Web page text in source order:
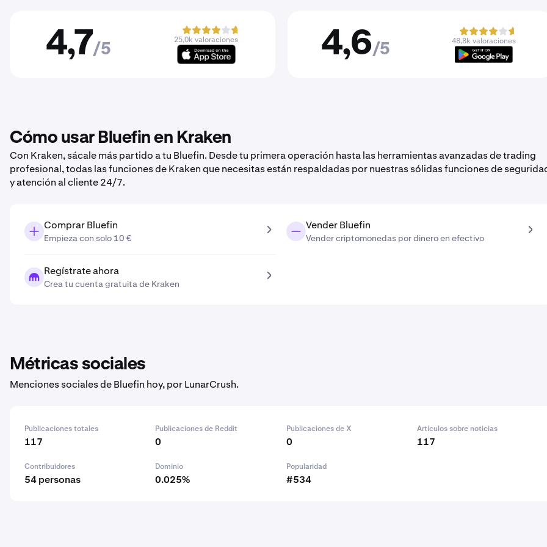
4,7/5
25,0k valoraciones 4,6/5
48,8k valoraciones
Cómo usar Bluefin en Kraken
Con Kraken, sácale más partido a tu Bluefin. Desde tu primera operación hasta las herramientas avanzadas de trading
profesional, todas las funciones de Kraken que necesitas están respaldadas por nuestras sólidas funciones de
y atención al cliente 24/7.
Comprar Bluefin
Empieza con solo 10 €
Vender Bluefin
Vender criptomonedas por dinero en efectivo
Regístrate ahora
Crea tu cuenta gratuita de Kraken
Métricas sociales
Menciones sociales de Bluefin hoy, por LunarCrush.
Publicaciones totales
117
Publicaciones de Reddit
0
Publicaciones de X
0
Artículos sobre noticias
117
Contribuidores
54 personas
Dominio
0.025%
Popularidad
#534